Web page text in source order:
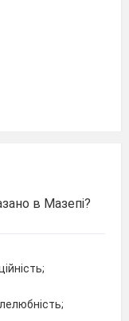
в Мазепі?